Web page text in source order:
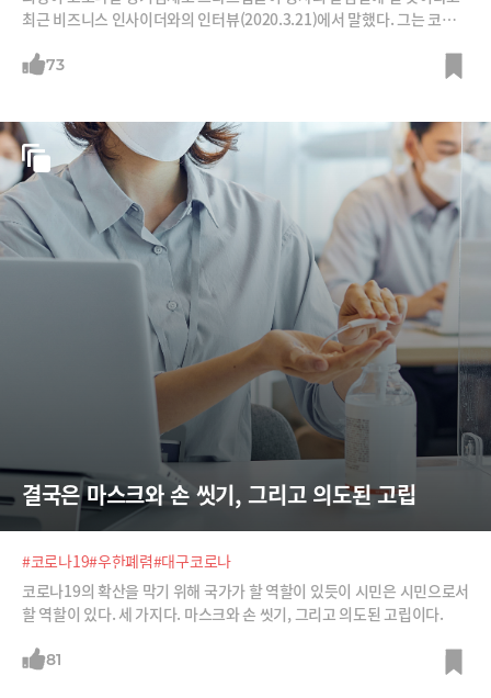
최근 비즈니스 인사이더와의 인터뷰(2020.3.21)에서 말했다. 그는 코로
주장해 왔다.그는 바이러스 확산 이전인 2019년 말에도 미 경제매체 비즈
본 적도 없는 회사가 대
73
결국은 마스크와 손 씻기, 그리고 의도된 고립
#코로나19#우한폐렴#대구코로나
코로나19의 확산을 막기 위해 국가가 할 역할이 있듯이 시민은 시민으로서
할 역할이 있다. 세 가지다. 마스크와 손 씻기, 그리고 의도된 고립이다.
81